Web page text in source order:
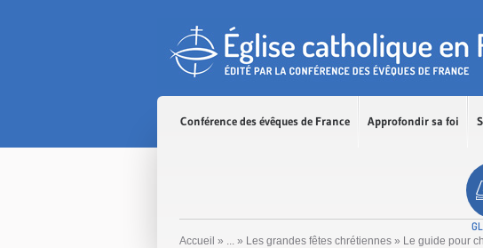
Conférence des évêques de France Approfondir sa foi
Accueil » ... » Les grandes fêtes chrétiennes » Le guide pour